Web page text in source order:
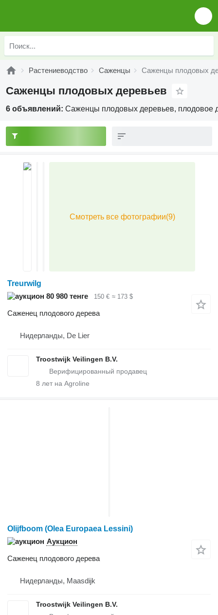
Растениеводство Саженцы Саженцы плодовых
Саженцы плодовых деревьев
6 объявлений: Саженцы плодовых деревьев, плодовое
Treurwilg
80 980 тенге
150 € ≈ 173 $
Саженец плодового дерева
Нидерланды, De Lier
Troostwijk Veilingen B.V.
8 лет на Agroline
Olijfboom (Olea Europaea Lessini)
Аукцион
Саженец плодового дерева
Нидерланды, Maasdijk
Troostwijk Veilingen B.V.